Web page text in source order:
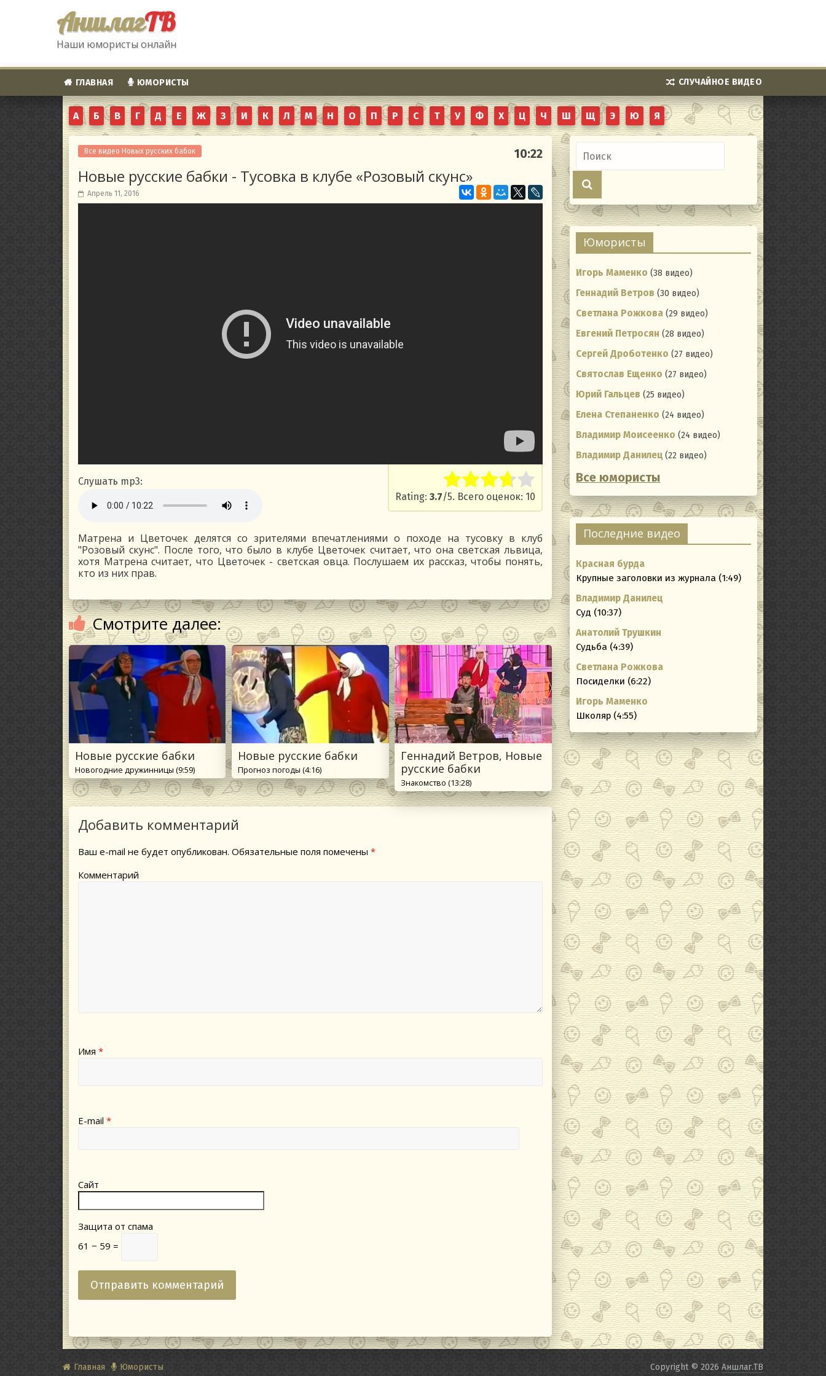
АншлагТВ
Наши юмористы онлайн
ГЛАВНАЯ ЮМОРИСТЫ СЛУЧАЙНОЕ ВИДЕО
А Б В Г Д Е Ж З И К Л М Н О П Р С Т У Ф Х Ц Ч Ш Щ Э Ю Я
Все видео Новых русских бабок 10:22
Новые русские бабки - Тусовка в клубе «Розовый скунс»
Апрель 11, 2016
Rate this item:
Submit Rating
Rating: 3.7/5. Всего оценок: 10
Слушать mp3:
Матрена и Цветочек делятся со зрителями впечатлениями о походе на тусовку в клуб
"Розовый скунс". После того, что было в клубе Цветочек считает, что она светская львица,
хотя Матрена считает, что Цветочек - светская овца. Послушаем их рассказ, чтобы понять,
кто из них прав.
Смотрите далее:
Новые русские бабки
Новогодние дружинницы (9:59)
Новые русские бабки
Прогноз погоды (4:16)
Геннадий Ветров, Новые
русские бабки
Знакомство (13:28)
Добавить комментарий
Ваш e-mail не будет опубликован. Обязательные поля помечены *
Комментарий
Имя *
E-mail *
Сайт
Защита от спама
61 − 59 =
Юмористы
Игорь Маменко (38 видео)
Геннадий Ветров (30 видео)
Светлана Рожкова (29 видео)
Евгений Петросян (28 видео)
Сергей Дроботенко (27 видео)
Святослав Ещенко (27 видео)
Юрий Гальцев (25 видео)
Елена Степаненко (24 видео)
Владимир Моисеенко (24 видео)
Владимир Данилец (22 видео)
Все юмористы
Последние видео
Красная бурда
Крупные заголовки из журнала (1:49)
Владимир Данилец
Суд (10:37)
Анатолий Трушкин
Судьба (4:39)
Светлана Рожкова
Посиделки (6:22)
Игорь Маменко
Школяр (4:55)
Главная Юмористы Copyright © 2026 Аншлаг.ТВ